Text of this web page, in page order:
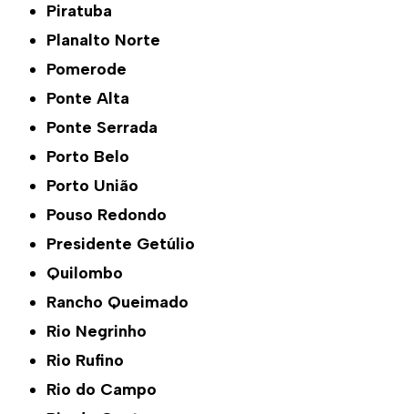
Piratuba
Planalto Norte
Pomerode
Ponte Alta
Ponte Serrada
Porto Belo
Porto União
Pouso Redondo
Presidente Getúlio
Quilombo
Rancho Queimado
Rio Negrinho
Rio Rufino
Rio do Campo